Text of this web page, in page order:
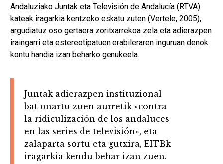
Andaluziako Juntak eta Televisión de Andalucía (RTVA)
kateak iragarkia kentzeko eskatu zuten (Vertele, 2005),
argudiatuz oso gertaera zoritxarrekoa zela eta adierazpen
iraingarri eta estereotipatuen erabileraren inguruan denok
kontu handia izan beharko genukeela.
Juntak adierazpen instituzional
bat onartu zuen aurretik «contra
la ridiculización de los andaluces
en las series de televisión», eta
zalaparta sortu eta gutxira, EITBk
iragarkia kendu behar izan zuen.